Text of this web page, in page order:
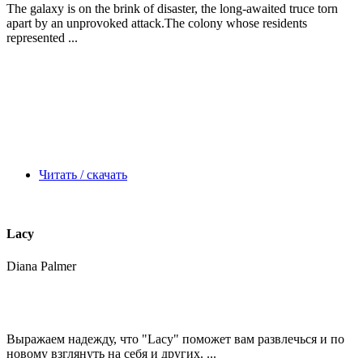
The galaxy is on the brink of disaster, the long-awaited truce torn
apart by an unprovoked attack.The colony whose residents
represented ...
Читать / скачать
Lacy
Diana Palmer
Выражаем надежду, что "Lacy" поможет вам развлечься и по
новому взглянуть на себя и других. ...